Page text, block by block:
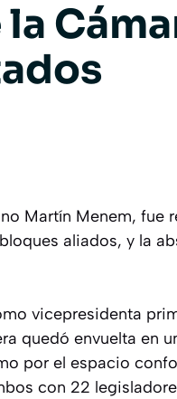
Martín Menem, fue
aliados, y la
vicepresidenta
quedó envuelta en
por el espacio
con 22